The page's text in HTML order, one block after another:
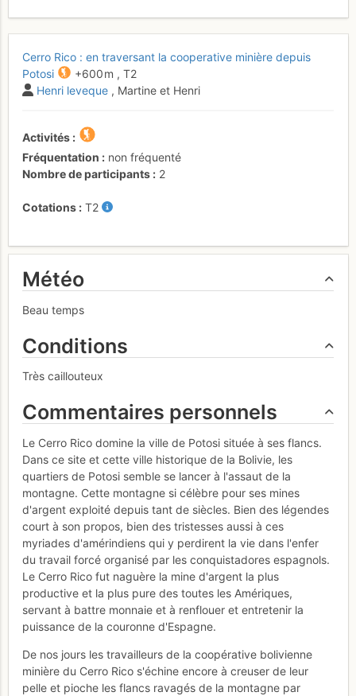
Cerro Rico : en traversant la cooperative minière depuis
Potosi
+600 m , T2
Henri leveque , Martine et Henri
Activités
Fréquentation
non fréquenté
Nombre de participants
2
Cotations T2
Météo
Beau temps
Conditions
Très caillouteux
Commentaires personnels
Le Cerro Rico domine la ville de Potosi située à ses flancs.
Dans ce site et cette ville historique de la Bolivie, les
quartiers de Potosi semble se lancer à l'assaut de la
montagne. Cette montagne si célèbre pour ses mines
d'argent exploité depuis tant de siècles. Bien des légendes
court à son propos, bien des tristesses aussi à ces
myriades d'amérindiens qui y perdirent la vie dans l'enfer
du travail forcé organisé par les conquistadores espagnols.
Le Cerro Rico fut naguère la mine d'argent la plus
productive et la plus pure des toutes les Amériques,
servant à battre monnaie et à renflouer et entretenir la
puissance de la couronne d'Espagne.
De nos jours les travailleurs de la coopérative bolivienne
minière du Cerro Rico s'échine encore à creuser de leur
pelle et pioche les flancs ravagés de la montagne par